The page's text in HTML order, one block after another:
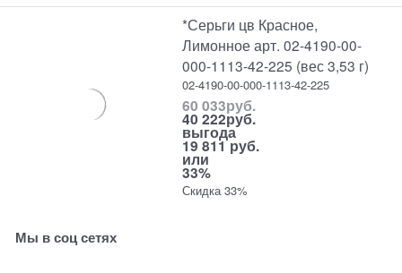
*Серьги цв Красное,
Лимонное арт. 02-4190-00-
000-1113-42-225 (вес 3,53 г)
02-4190-00-000-1113-42-225
60 033руб.
40 222руб.
выгода
19 811 руб.
или
33%
Скидка 33%
Мы в соц сетях